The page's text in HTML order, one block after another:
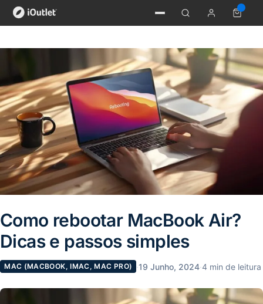
Como rebootar MacBook Air?
Dicas e passos simples
MAC (MACBOOK, IMAC, MAC PRO) ·19 Junho, 2024·4 min de leitura